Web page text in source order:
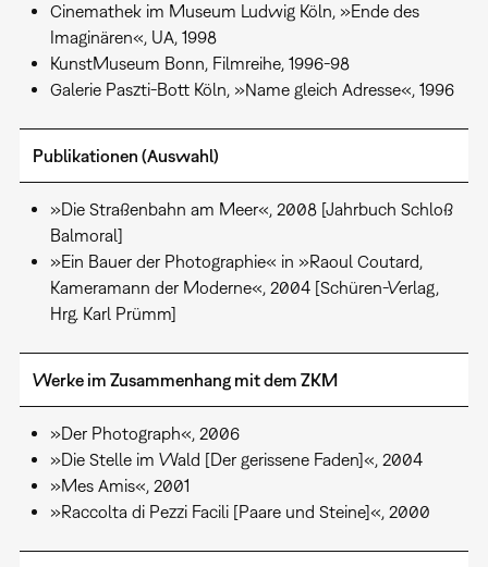
Cinemathek im Museum Ludwig Köln, »Ende des
Imaginären«, UA, 1998
KunstMuseum Bonn, Filmreihe, 1996-98
Galerie Paszti-Bott Köln, »Name gleich Adresse«, 1996
Publikationen (Auswahl)
»Die Straßenbahn am Meer«, 2008 [Jahrbuch Schloß
Balmoral]
»Ein Bauer der Photographie« in »Raoul Coutard,
Kameramann der Moderne«, 2004 [Schüren-Verlag,
Hrg. Karl Prümm]
Werke im Zusammenhang mit dem ZKM
»Der Photograph«, 2006
»Die Stelle im Wald [Der gerissene Faden]«, 2004
»Mes Amis«, 2001
»Raccolta di Pezzi Facili [Paare und Steine]«, 2000